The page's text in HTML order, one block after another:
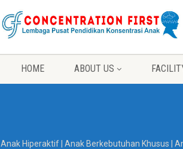
HOME ABOUT US
Anak Hiperaktif | Anak Berkebutuhan Khusus |